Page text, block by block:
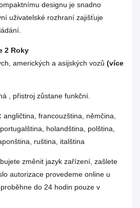
designu je snadno
uživatelské rozhraní zajišťuje
2 Roky
amerických a asijských vozů (více
, přistroj zůstane funkční.
angličtina, francouzština, němčina,
,portugalština, holandština, polština,
ruština, italština
změnit jazyk zařízení, zašlete
autorizace provedeme online u
do 24 hodin pouze v